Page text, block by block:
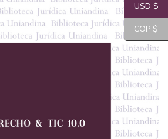
USD $
COP $